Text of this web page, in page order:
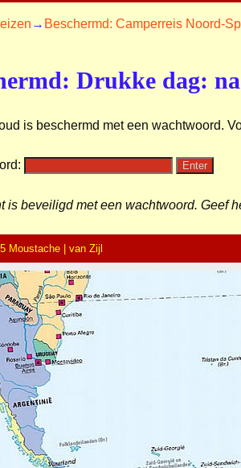
→ Beschermd: Camperreis Noord-
Drukke dag:
is beschermd met een wachtwoord.
is beveiligd met een wachtwoord. Geef
Moustache | van Zijl